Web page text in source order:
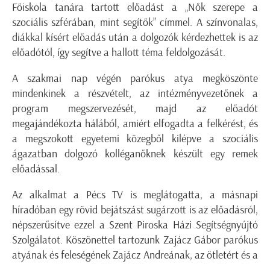
Főiskola tanára tartott előadást a „Nők szerepe a
szociális szférában, mint segítők” címmel. A színvonalas,
diákkal kísért előadás után a dolgozók kérdezhettek is az
előadótól, így segítve a hallott téma feldolgozását.
A szakmai nap végén parókus atya megköszönte
mindenkinek a részvételt, az intézményvezetőnek a
program megszervezését, majd az előadót
megajándékozta hálából, amiért elfogadta a felkérést, és
a megszokott egyetemi közegből kilépve a szociális
ágazatban dolgozó kolléganőknek készült egy remek
előadással.
Az alkalmat a Pécs TV is meglátogatta, a másnapi
híradóban egy rövid bejátszást sugárzott is az előadásról,
népszerűsítve ezzel a Szent Piroska Házi Segítségnyújtó
Szolgálatot. Köszönettel tartozunk Zajácz Gábor parókus
atyának és feleségének Zajácz Andreának, az ötletért és a